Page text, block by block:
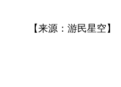
【来源：游民星空】